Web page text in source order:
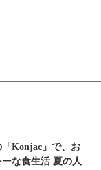
Konjac」で、お
な食生活 夏の人